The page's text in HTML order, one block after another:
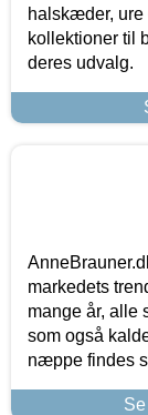
halskæder, ure
kollektioner til
deres udvalg.
markedets
mange år, alle
som også
næppe findes